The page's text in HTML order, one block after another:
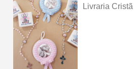
Livraria Cristã